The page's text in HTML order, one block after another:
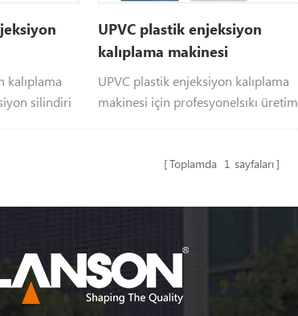
kalıplama
silindiri
UPVC plastik enjeksiyon
kalıplama makinesi
UPVC plastik enjeksiyon kalıplama
makinesi için profesyonelsıkı üretim
Toplamda 1 sayfaları